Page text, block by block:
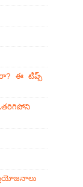
ఈ టిప్స్